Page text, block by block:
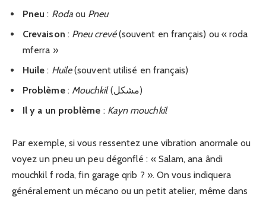
Pneu : Rodaou Pneu
Crevaison : Pneu crevé(souvent en français) ou « roda
mferra »
Huile : Huile(souvent utilisé en français)
Problème: Mouchkil
(مشكل)
Il y a un problème : Kayn mouchkil
Par exemple, si vous ressentez une vibration anormale ou
voyez un pneu un peu dégonflé : « Salam, ana ândi
mouchkil f roda, fin garage qrib ? ». On vous indiquera
généralement un mécano ou un petit atelier, même dans